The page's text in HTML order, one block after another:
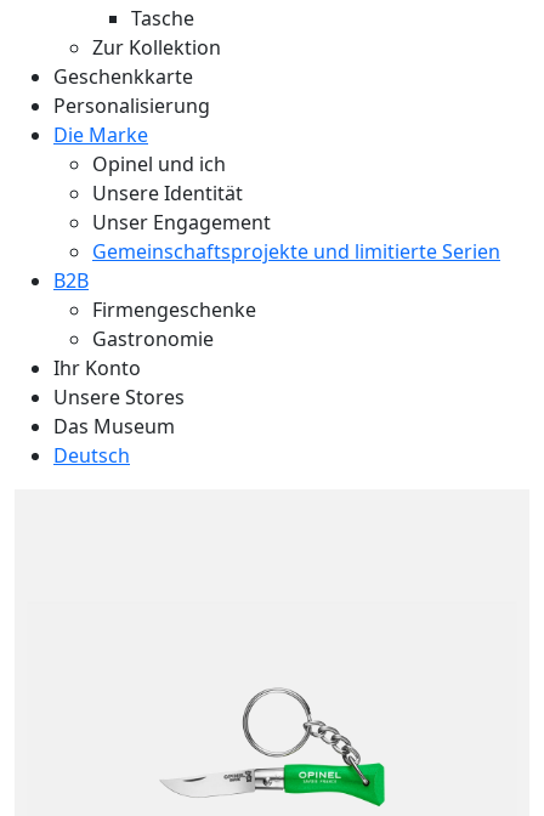
Tasche
Zur Kollektion
Geschenkkarte
Personalisierung
Die Marke
Opinel und ich
Unsere Identität
Unser Engagement
Gemeinschaftsprojekte und limitierte Serien
B2B
Firmengeschenke
Gastronomie
Ihr Konto
Unsere Stores
Das Museum
Deutsch